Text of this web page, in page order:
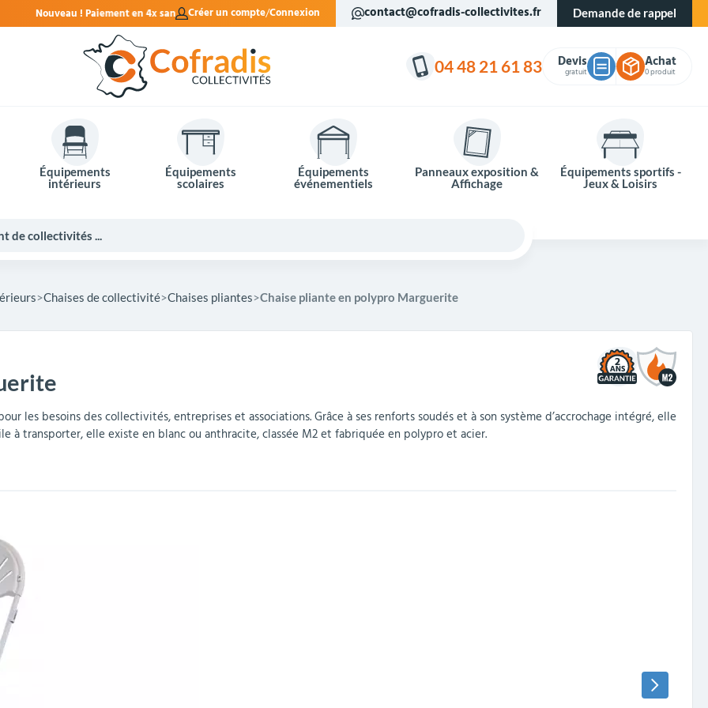
en 4x sans frais. Créer un compte Connexion contact@cofradis-collectivites.fr Demande de rappel
04 48 21 61 83 Devis
gratuit
Achat
0 produit
Équipements
intérieurs
Équipements
scolaires
Équipements
événementiels
Panneaux exposition &
Affichage
Équipements sportifs -
Jeux & Loisirs
parking
Miroirs de sécurité
Mobilier de bureau
Mobilier crèche et
maternelle
Chaises de collectivité Chaises pliantes Chaise pliante en polypro Marguerite
2
les besoins des collectivités, entreprises et associations. Grâce à ses renforts soudés et à son système d’accrochage intégré, elle
à transporter, elle existe en blanc ou anthracite, classée M2 et fabriquée en polypro et acier.